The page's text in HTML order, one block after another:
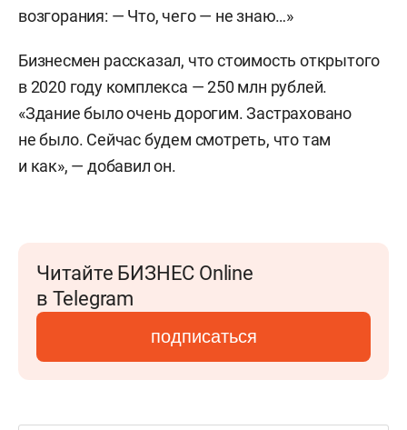
возгорания: — Что, чего — не знаю…»
Бизнесмен рассказал, что стоимость открытого
в 2020 году комплекса — 250 млн рублей.
«Здание было очень дорогим. Застраховано
не было. Сейчас будем смотреть, что там
и как», — добавил он.
Читайте БИЗНЕС Online
в Telegram
подписаться